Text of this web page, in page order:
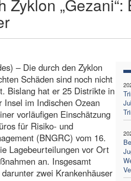
„Gezani“:
– Die durch den Zyklon
Schäden sind noch nicht
Bislang hat er 25 Distrikte in
Insel im Indischen Ozean
vorläufigen Einschätzung
für Risiko- und
(BNGRC) vom 16.
Lagebeurteilungen vor Ort
an. Insgesamt
zwei Krankenhäuser